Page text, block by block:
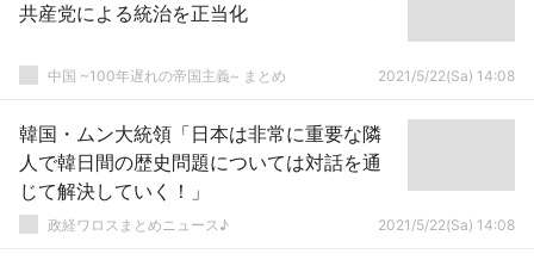
共産党による統治を正当化
中国 ~100年遅れの帝国主義~ まとめ 2021/5/22(Sa) 14:08
韓国・ムン大統領「日本は非常に重要な隣
人で韓日間の歴史問題については対話を通
じて解決していく！」
政経ワロスまとめニュース♪ 2021/5/22(Sa) 14:08